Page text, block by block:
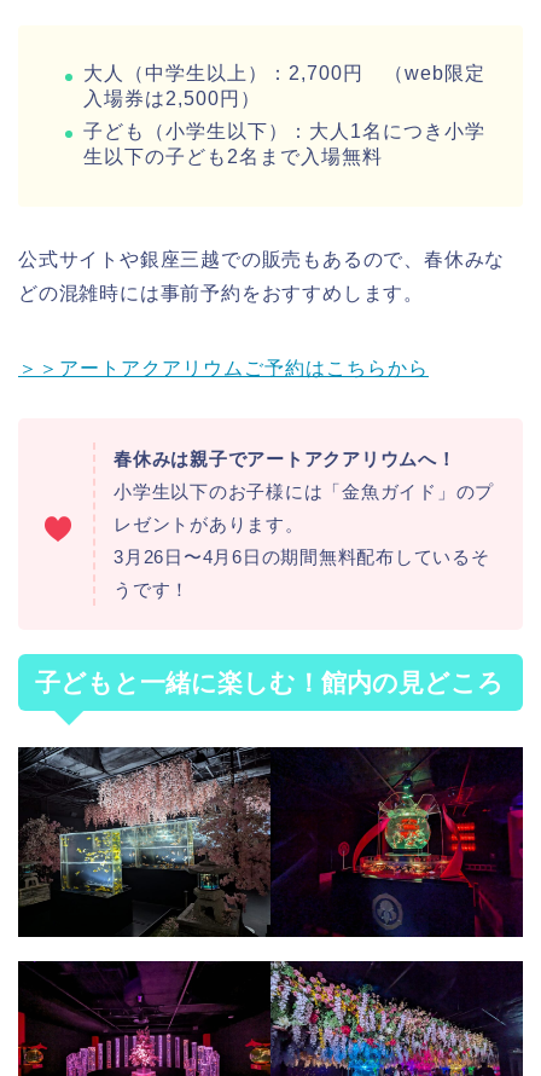
大人（中学生以上）：2,700円 （web限定
入場券は2,500円）
子ども（小学生以下）：大人1名につき小学
生以下の子ども2名まで入場無料
公式サイトや銀座三越での販売もあるので、春休みな
どの混雑時には事前予約をおすすめします。
＞＞アートアクアリウムご予約はこちらから
春休みは親子でアートアクアリウムへ！
小学生以下のお子様には「金魚ガイド」のプ
レゼントがあります。
3月26日〜4月6日の期間無料配布しているそ
うです！
子どもと一緒に楽しむ！館内の見どころ